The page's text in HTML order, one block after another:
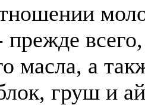
прежде
масла, а
груш и